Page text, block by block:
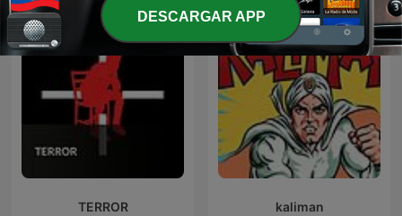
TERROR kaliman
DESCARGAR APP